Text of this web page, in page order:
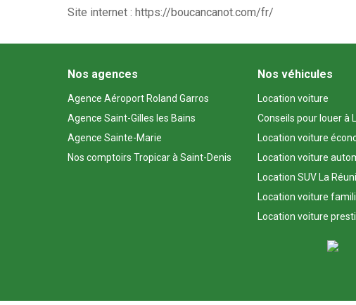
Site internet : https://boucancanot.com/fr/
Nos agences
Agence Aéroport Roland Garros
Agence Saint-Gilles les Bains
Agence Sainte-Marie
Nos comptoirs Tropicar à Saint-Denis
Nos véhicules
Location voiture
Conseils pour louer à
Location voiture
Location voiture
Location SUV La
Location voiture
Location voiture